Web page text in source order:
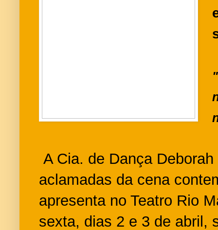
A Cia. de Dança
aclamadas da cena
apresenta no Teatro Rio
sexta, dias 2 e 3 de abril,